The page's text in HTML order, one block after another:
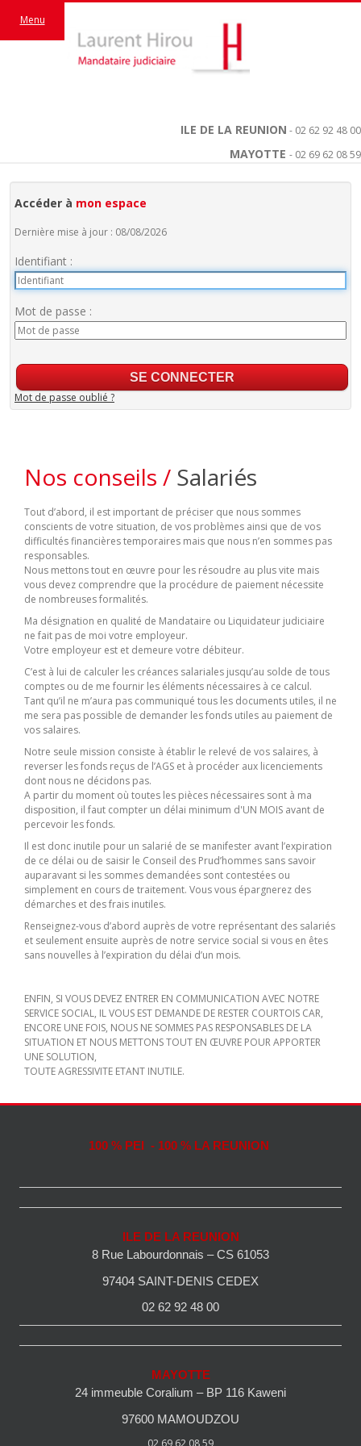
ILE DE LA REUNION - 02 62 92 48 00
MAYOTTE - 02 69 62 08 59
Menu
Accéder à mon espace
Dernière mise à jour : 08/08/2026
Identifiant :
Mot de passe :
Mot de passe oublié ?
Nos conseils / Salariés
Tout d’abord, il est important de préciser que nous sommes
conscients de votre situation, de vos problèmes ainsi que de vos
difficultés financières temporaires mais que nous n’en sommes pas
responsables.
Nous mettons tout en œuvre pour les résoudre au plus vite mais
vous devez comprendre que la procédure de paiement nécessite
de nombreuses formalités.
Ma désignation en qualité de Mandataire ou Liquidateur judiciaire
ne fait pas de moi votre employeur.
Votre employeur est et demeure votre débiteur.
C’est à lui de calculer les créances salariales jusqu’au solde de tous
comptes ou de me fournir les éléments nécessaires à ce calcul.
Tant qu’il ne m’aura pas communiqué tous les documents utiles, il ne
me sera pas possible de demander les fonds utiles au paiement de
vos salaires.
Notre seule mission consiste à établir le relevé de vos salaires, à
reverser les fonds reçus de l’AGS et à procéder aux licenciements
dont nous ne décidons pas.
A partir du moment où toutes les pièces nécessaires sont à ma
disposition, il faut compter un délai minimum d'UN MOIS avant de
percevoir les fonds.
Il est donc inutile pour un salarié de se manifester avant l’expiration
de ce délai ou de saisir le Conseil des Prud’hommes sans savoir
auparavant si les sommes demandées sont contestées ou
simplement en cours de traitement. Vous vous épargnerez des
démarches et des frais inutiles.
Renseignez-vous d’abord auprès de votre représentant des salariés
et seulement ensuite auprès de notre service social si vous en êtes
sans nouvelles à l’expiration du délai d’un mois.
ENFIN, SI VOUS DEVEZ ENTRER EN COMMUNICATION AVEC NOTRE
SERVICE SOCIAL, IL VOUS EST DEMANDE DE RESTER COURTOIS CAR,
ENCORE UNE FOIS, NOUS NE SOMMES PAS RESPONSABLES DE LA
SITUATION ET NOUS METTONS TOUT EN ŒUVRE POUR APPORTER
UNE SOLUTION,
TOUTE AGRESSIVITE ETANT INUTILE.
100 % PEI - 100 % LA REUNION
ILE DE LA REUNION
8 Rue Labourdonnais – CS 61053
97404 SAINT-DENIS CEDEX
02 62 92 48 00
MAYOTTE
24 immeuble Coralium – BP 116 Kaweni
97600 MAMOUDZOU
02 69 62 08 59